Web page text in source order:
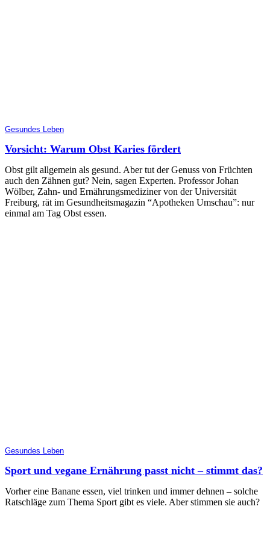
Gesundes Leben
Vorsicht: Warum Obst Karies fördert
Obst gilt allgemein als gesund. Aber tut der Genuss von Früchten
auch den Zähnen gut? Nein, sagen Experten. Professor Johan
Wölber, Zahn- und Ernährungsmediziner von der Universität
Freiburg, rät im Gesundheitsmagazin “Apotheken Umschau”: nur
einmal am Tag Obst essen.
Gesundes Leben
Sport und vegane Ernährung passt nicht – stimmt das?
Vorher eine Banane essen, viel trinken und immer dehnen – solche
Ratschläge zum Thema Sport gibt es viele. Aber stimmen sie auch?